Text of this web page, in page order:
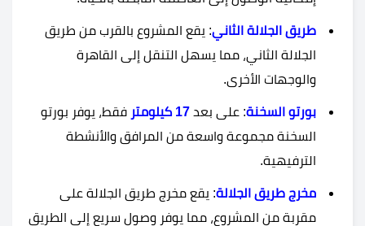
طريق الجلالة الثاني: يقع المشروع بالقرب من طريق
الجلالة الثاني، مما يسهل التنقل إلى القاهرة
والوجهات الأخرى.
بورتو السخنة: على بعد 17 كيلومتر
فقط، يوفر بورتو
السخنة مجموعة واسعة من المرافق والأنشطة
الترفيهية.
مخرج طريق الجلالة: يقع مخرج طريق الجلالة على
مقربة من المشروع، مما يوفر وصول سريع إلى الطريق